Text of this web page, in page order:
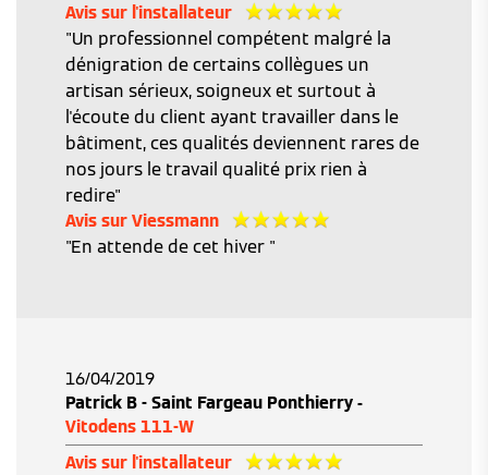
Avis sur l'installateur
"Un professionnel compétent malgré la
dénigration de certains collègues un
artisan sérieux, soigneux et surtout à
l'écoute du client ayant travailler dans le
bâtiment, ces qualités deviennent rares de
nos jours le travail qualité prix rien à
redire"
Avis sur Viessmann
"En attende de cet hiver "
16/04/2019
Patrick B - Saint Fargeau Ponthierry -
Vitodens 111-W
Avis sur l'installateur